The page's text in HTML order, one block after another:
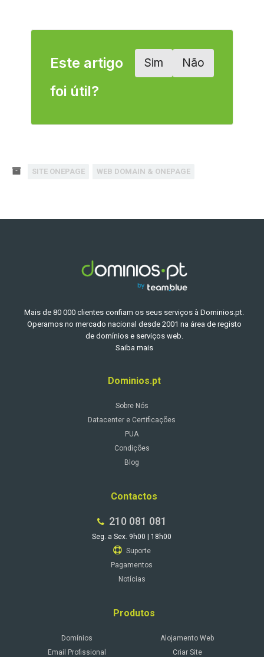
Este artigo
foi útil?
Sim Não
SITE ONEPAGE WEB DOMAIN & ONEPAGE
Mais de 80 000 clientes confiam os seus serviços à Dominios.pt.
Operamos no mercado nacional desde 2001 na área de registo
de domínios e serviços web.
Saiba mais
Dominios.pt
Sobre Nós
Datacenter e Certificações
PUA
Condições
Blog
Contactos
210 081 081
Seg. a Sex. 9h00 | 18h00
Suporte
Pagamentos
Notícias
Produtos
Domínios
Alojamento Web
Email Profissional
Criar Site